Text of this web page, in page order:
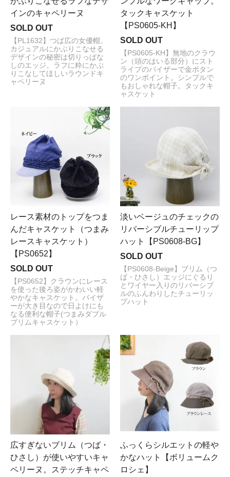
インのキャペリーヌ
SOLD OUT
【PL1632】つば広の女優帽。
カジュアルにかぶりこなせる
デザインの秘密は切りっぱな
しのエッジ。ラフに粋にかぶ
りこなしてほしいラウンドキ
ャペリーヌ
タックキャスケット
【PS0605-KH】
SOLD OUT
【PS0605-KH】無地のクラウ
ン（頭のはいる部分）にスト
ライプのバイザーで金ボタン
のワンポイント。シンプルで
もおしゃれな帽子。タックキ
ャスケット
レース素材のトップをつま
んだキャスケット（つまみ
レースキャスケット）
【PS0652】
SOLD OUT
【PS0652】クラウンにレース
を使った後ろ姿がかわいい軽
やかなキャスケット。バイザ
ーが大き目なので日よけにも
なる便利な帽子(つまみダブル
ブリムキャスケット）
淡いベージュのチェックの
リバーシブルチューリップ
ハット【PS0608-BG】
SOLD OUT
【PS0608-Beige】ブリム（つ
ば・ひさし）エッジにぐるり
とワイヤー入りのリバーシブ
ルのふんわりしたチューリッ
プハット
広すぎないブリム（つば・
ひさし）が使いやすいキャ
ペリーヌ。ステッチキャペ
ふっくらシルエットの軽や
かなハット【ボリュームク
ロシェ】